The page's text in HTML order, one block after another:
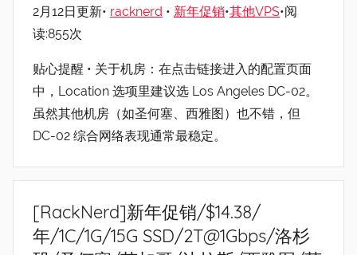
2月12日更新• racknerd • 新年促销•其他VPS•阅
读:855次
贴心提醒 • 关于机房：在点击链接进入的配置页面
中，Location 选项里建议选 Los Angeles DC-02。
虽然其他机房（如圣何塞、西雅图）也不错，但
DC-02 综合网络表现通常最稳定。
[RackNerd]新年促销/$14.38/
年/1C/1G/15G SSD/2T@1Gbps/洛杉